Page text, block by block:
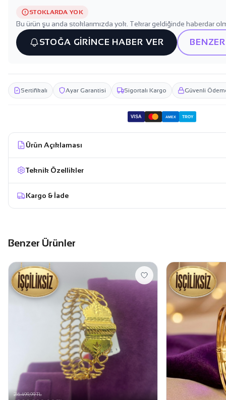
STOKLARDA YOK
Bu ürün şu anda stoklarımızda yok. Tekrar geldiğinde haberdar
STOĞA GİRİNCE HABER VER
Sertifikalı Ayar Garantisi Sigortalı Kargo Güvenli
VISA AMEX TROY
Ürün Açıklaması
Teknik Özellikler
Kargo & İade
Benzer Ürünler
216.499,99 TL